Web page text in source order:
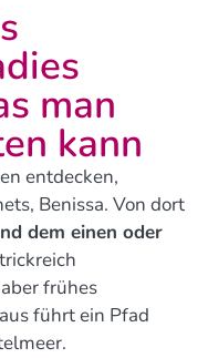
man
kann
entdecken,
Benissa. Von dort
dem einen oder
frühes
führt ein Pfad